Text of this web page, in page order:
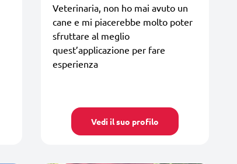
Veterinaria, non ho mai avuto un
cane e mi piacerebbe molto poter
sfruttare al meglio
quest’applicazione per fare
esperienza
Vedi il suo profilo